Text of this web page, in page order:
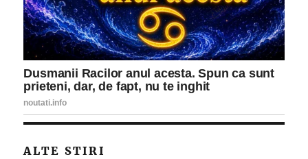
ALTE STIRI